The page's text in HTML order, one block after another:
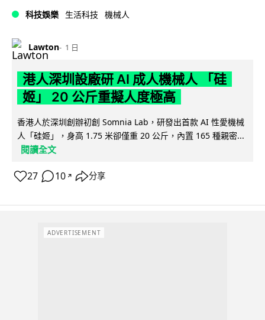
科技娛樂 生活科技 機械人
Lawton 1 日
港人深圳設廠研 AI 成人機械人 「硅
姬」 20 公斤重擬人度極高
香港人於深圳創辦初創 Somnia Lab，研發出首款 AI 性愛機械
人「硅姬」，身高 1.75 米卻僅重 20 公斤，內置 165 種親密...
閱讀全文
27 10 ↗ 分享
ADVERTISEMENT